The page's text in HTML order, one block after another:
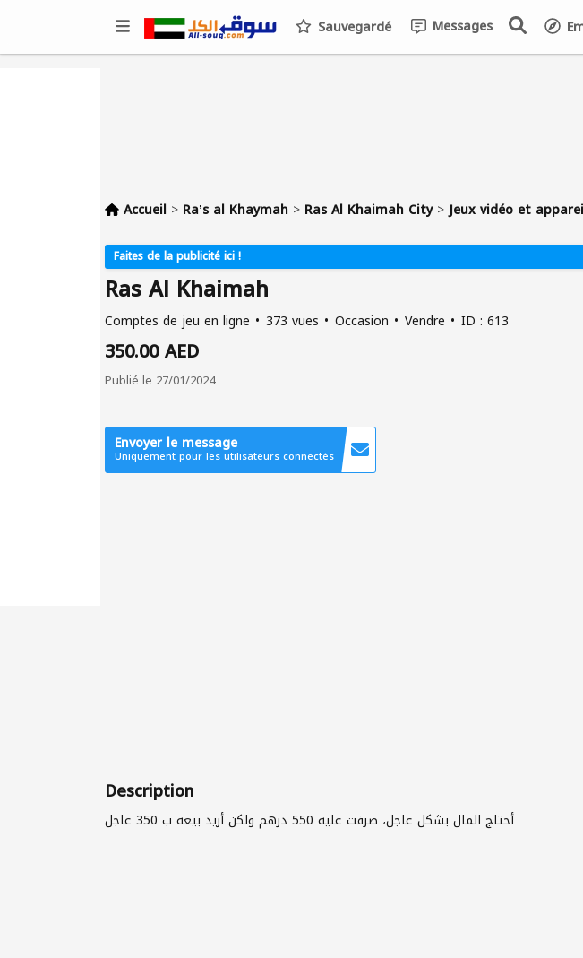
Messages
Sauvegardé
Accueil > Raʼs al Khaymah > Ras Al Khaimah City >Jeux vidéo et
Faites de la publicité ici !
Ras Al Khaimah
Comptes de jeu en ligne 373 vues Occasion Vendre ID : 613
350.00 AED
Publié le 27/01/2024
Envoyer le message
Uniquement pour les utilisateurs connectés
Description
أحتاج المال بشكل عاجل، صرفت عليه 550 درهم ولكن أريد بيعه ب 350 عاجل